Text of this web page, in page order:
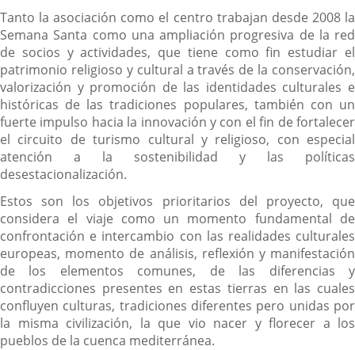
Tanto la asociación como el centro trabajan desde 2008 la
Semana Santa como una ampliación progresiva de la red
de socios y actividades, que tiene como fin estudiar el
patrimonio religioso y cultural a través de la conservación,
valorización y promoción de las identidades culturales e
históricas de las tradiciones populares, también con un
fuerte impulso hacia la innovación y con el fin de fortalecer
el circuito de turismo cultural y religioso, con especial
atención a la sostenibilidad y las políticas
desestacionalización.
Estos son los objetivos prioritarios del proyecto, que
considera el viaje como un momento fundamental de
confrontación e intercambio con las realidades culturales
europeas, momento de análisis, reflexión y manifestación
de los elementos comunes, de las diferencias y
contradicciones presentes en estas tierras en las cuales
confluyen culturas, tradiciones diferentes pero unidas por
la misma civilización, la que vio nacer y florecer a los
pueblos de la cuenca mediterránea.